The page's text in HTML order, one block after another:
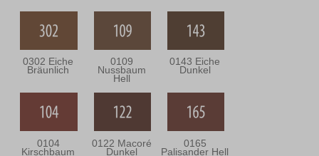
0302 Eiche
Bräunlich
0109
Nussbaum
Hell
0143 Eiche
Dunkel
0104
Kirschbaum
0122 Macoré
Dunkel
0165
Palisander Hell